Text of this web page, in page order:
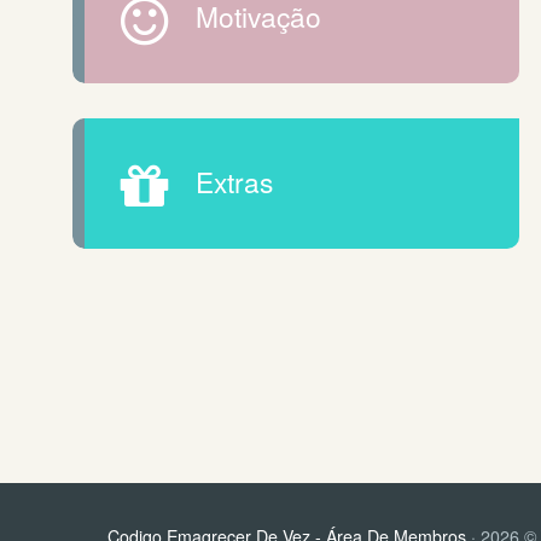
Motivação
Extras
Codigo Emagrecer De Vez - Área De Membros· 2026 ©